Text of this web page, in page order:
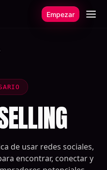
Empezar
de usar redes sociales,
encontrar, conectar y